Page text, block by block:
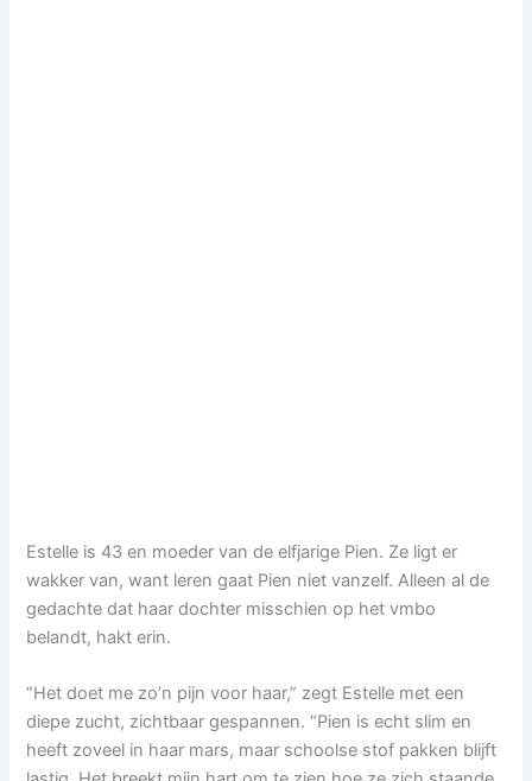
Estelle is 43 en moeder van de elfjarige Pien. Ze ligt er
wakker van, want leren gaat Pien niet vanzelf. Alleen al de
gedachte dat haar dochter misschien op het vmbo
belandt, hakt erin.
“Het doet me zo’n pijn voor haar,” zegt Estelle met een
diepe zucht, zichtbaar gespannen. “Pien is echt slim en
heeft zoveel in haar mars, maar schoolse stof pakken blijft